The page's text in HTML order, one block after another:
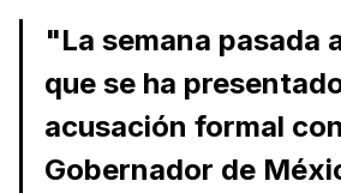
"La semana pasada
que se ha
acusación formal
Gobernador de